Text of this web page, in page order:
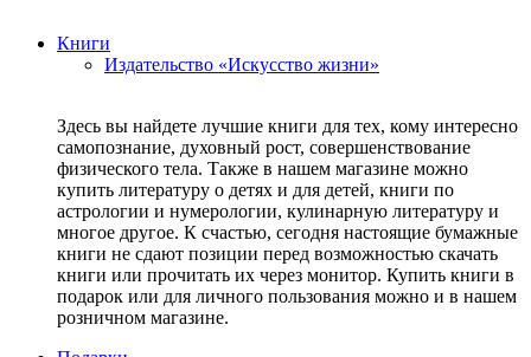
Книги
Издательство «Искусство жизни»
Здесь вы найдете лучшие книги для тех, кому интересно
самопознание, духовный рост, совершенствование
физического тела. Также в нашем магазине можно
купить литературу о детях и для детей, книги по
астрологии и нумерологии, кулинарную литературу и
многое другое. К счастью, сегодня настоящие бумажные
книги не сдают позиции перед возможностью скачать
книги или прочитать их через монитор. Купить книги в
подарок или для личного пользования можно и в нашем
розничном магазине.